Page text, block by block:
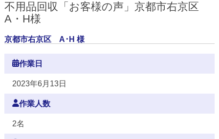
不用品回収「お客様の声」京都市右京区
A・H様
京都市右京区 A･H 様
作業日
2023年6月13日
作業人数
2名